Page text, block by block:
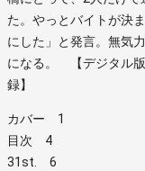
た。やっとバイトが決
にした」と発言。無気
になる。 【デジタル
録】
カバー 1
目次 4
31st. 6